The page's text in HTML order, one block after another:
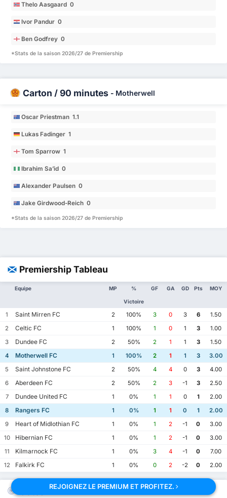
Thelo Aasgaard 0
Ivor Pandur 0
Ben Godfrey 0
*Stats de la saison 2026/27 de Premiership
Carton / 90 minutes - Motherwell
Oscar Priestman 1.1
Lukas Fadinger 1
Tom Sparrow 1
Ibrahim Sa’id 0
Alexander Paulsen 0
Jake Girdwood-Reich 0
*Stats de la saison 2026/27 de Premiership
Premiership Tableau
Equipe MP %
Victoire
GF GA GD Pts MOY
1 Saint Mirren FC 2 100% 3 0 3 6
1.50
2
Celtic FC 1 100% 1 0 1 3
1.00
3
Dundee FC 2 50% 2 1 1 3
1.50
4
Motherwell FC 1 100% 2 1 1 3
3.00
5
Saint Johnstone FC 2 50% 4 4 0 3
4.00
6
Aberdeen FC 2 50% 2 3 -1 3
2.50
7
Dundee United FC 1 0% 1 1 0 1
2.00
8
Rangers FC 1 0% 1 1 0 1
2.00
9
Heart of Midlothian FC 1 0% 1 2 -1 0
3.00
10
Hibernian FC 1 0% 1 2 -1 0
3.00
11
Kilmarnock FC 1 0% 3 4 -1 0
7.00
12
Falkirk FC 1 0% 0 2 -2 0 2.00
REJOIGNEZ LE PREMIUM ET PROFITEZ.